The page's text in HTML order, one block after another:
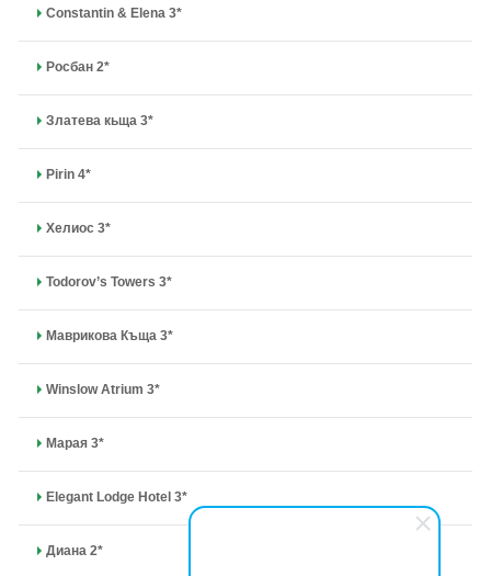
Constantin & Elena 3*
Росбан 2*
Златева кьща 3*
Pirin 4*
Хелиос 3*
Todorov’s Towers 3*
Маврикова Къща 3*
Winslow Atrium 3*
Марая 3*
Elegant Lodge Hotel 3*
Диана 2*